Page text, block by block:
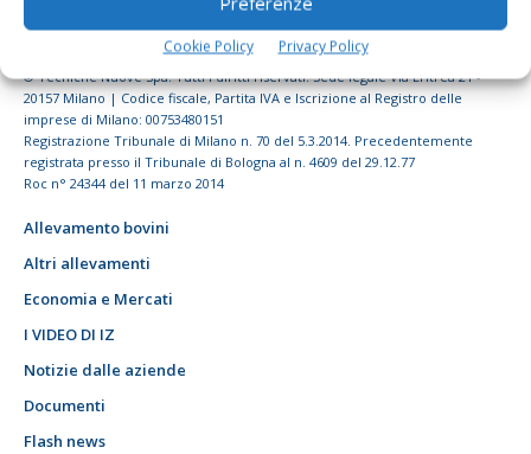
Cookie Policy Privacy Policy
© Tecniche Nuove Spa. Tutti i diritti riservati. Sede legale Via Eritrea 21 -
20157 Milano | Codice fiscale, Partita IVA e Iscrizione al Registro delle
imprese di Milano: 00753480151
Registrazione Tribunale di Milano n. 70 del 5.3.2014. Precedentemente
registrata presso il Tribunale di Bologna al n. 4609 del 29.12.77
Roc n° 24344 del 11 marzo 2014
Allevamento bovini
Altri allevamenti
Economia e Mercati
I VIDEO DI IZ
Notizie dalle aziende
Documenti
Flash news